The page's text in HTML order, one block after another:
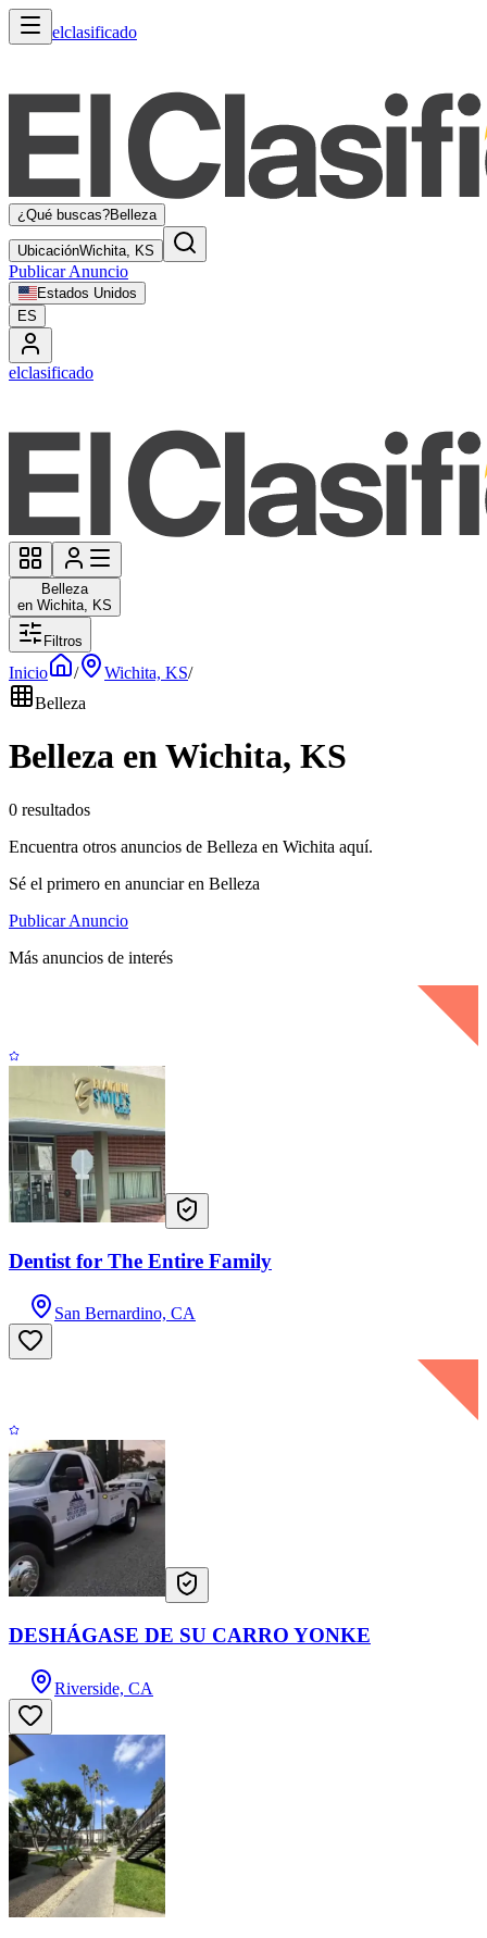
elclasificado
¿Qué buscas?Belleza
UbicaciónWichita, KS
Publicar Anuncio
Estados Unidos
ES
elclasificado
Belleza
en Wichita, KS
Filtros
Inicio / Wichita, KS/
Belleza
Belleza en Wichita, KS
0 resultados
Encuentra otros anuncios de Belleza en Wichita aquí.
Sé el primero en anunciar en Belleza
Publicar Anuncio
Más anuncios de interés
Dentist for The Entire Family
San Bernardino, CA
DESHÁGASE DE SU CARRO YONKE
Riverside, CA